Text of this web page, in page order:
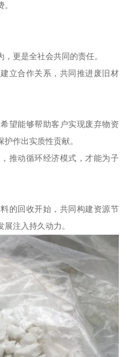
更是全社会共同的责任。
立合作关系，共同推进废旧材
望能够帮助客户实现废弃物资
作出实质性贡献。
推动循环经济模式，才能为子
的回收开始，共同构建资源节
注入持久动力。